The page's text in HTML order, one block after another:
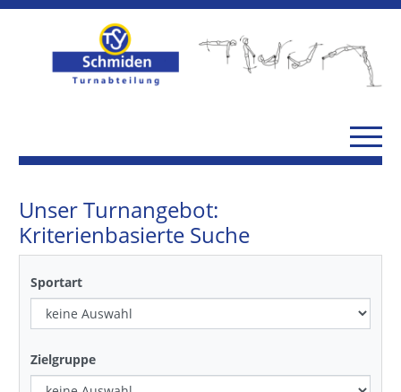
Unser Turnangebot:
Kriterienbasierte Suche
Sportart
Zielgruppe